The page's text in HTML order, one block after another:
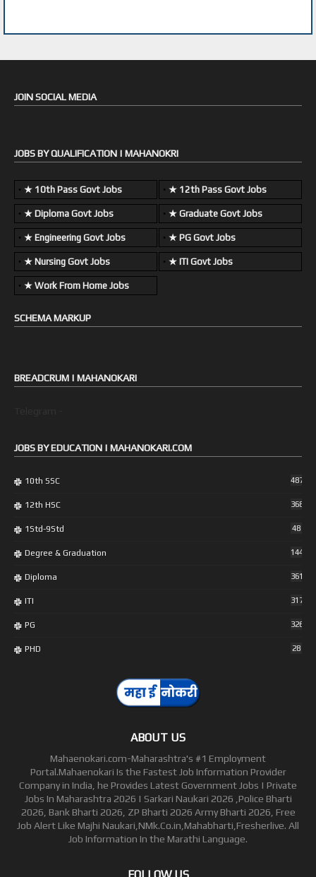
JOIN SOCIAL MEDIA
JOBS BY QUALIFICATION | MAHANOKRI
★ 10th Pass Govt Jobs ★ 12th Pass Govt Jobs
★ Diploma Govt Jobs ★ Graduate Govt Jobs
★ Engineering Govt Jobs ★ PG Govt Jobs
★ Nursing Govt Jobs ★ ITI Govt Jobs
★ Work From Home Jobs
SCHEMA MARKUP
BREADCRUM | MAHANOKARI
JOBS BY EDUCATION | MAHANOKARI.COM
10th SSC 487
12th HSC 368
1Std-9Std 48
Degree & Graduation 1443
Diploma 361
ITI 317
PG 326
PHD 28
ABOUT US
Mahaenokari.com-Maharashtra's #1 Employment
Portal.Mahaenokari Is the Fastest Job Information Provider
Company in India, he Provides Latest Government Jobs | Private
Jobs In Maharashtra 2026 | Sarkari Naukari 2026 ,Police Bharti
2026, Bank Bharti 2026, ZP Bharti 2026 Army Bharti 2026, Free
Job Alert Like Majhi Naukari,NMk.Co.in,Mahabharti,Fresherlive. All
Job Information In the Marathi Language.